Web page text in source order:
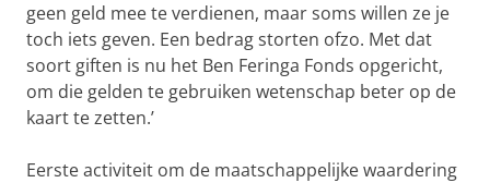
geen geld mee te verdienen, maar soms willen ze je
toch iets geven. Een bedrag storten ofzo. Met dat
soort giften is nu het Ben Feringa Fonds opgericht,
om die gelden te gebruiken wetenschap beter op de
kaart te zetten.’
Eerste activiteit om de maatschappelijke waardering